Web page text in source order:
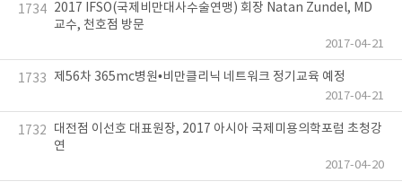
1734 2017 IFSO(국제비만대사수술연맹) 회장 Natan Zundel, MD
교수, 천호점 방문
2017-04-21
1733 제56차 365mc병원•비만클리닉 네트워크 정기교육 예정
2017-04-21
1732
대전점 이선호 대표원장, 2017 아시아 국제미용의학포럼 초청강
연
2017-04-20